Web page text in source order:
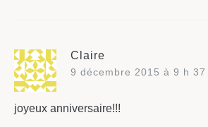
Claire
9 décembre 2015 à 9 h 37
joyeux anniversaire!!!